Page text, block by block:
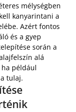
mélységben
kanyarintani a
Azért fontos
és a gyep
során a
alá
például
tulaj.